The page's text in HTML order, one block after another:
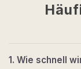
1. Wie schnell